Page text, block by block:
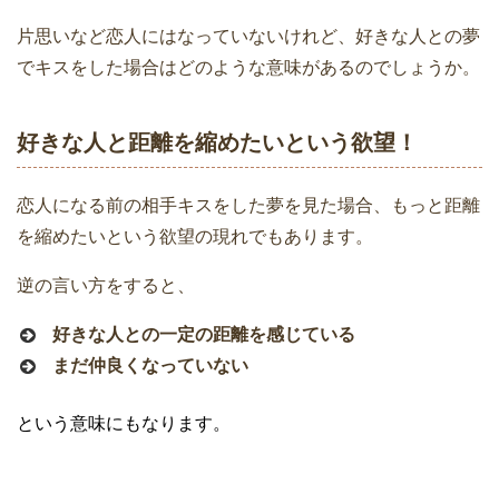
片思いなど恋人にはなっていないけれど、好きな人との夢
でキスをした場合はどのような意味があるのでしょうか。
好きな人と距離を縮めたいという欲望！
恋人になる前の相手キスをした夢を見た場合、もっと距離
を縮めたいという欲望の現れでもあります。
逆の言い方をすると、
好きな人との一定の距離を感じている
まだ仲良くなっていない
という意味にもなります。